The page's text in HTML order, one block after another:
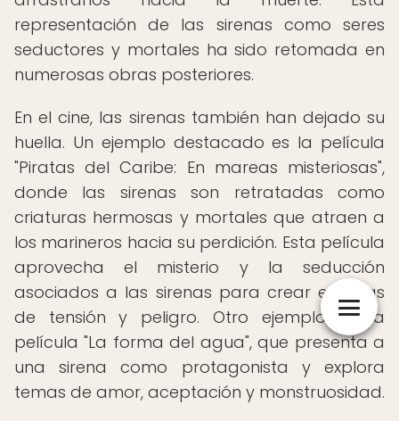
representación de las sirenas como seres
seductores y mortales ha sido retomada en
numerosas obras posteriores.
En el cine, las sirenas también han dejado su
huella. Un ejemplo destacado es la película
"Piratas del Caribe: En mareas misteriosas",
donde las sirenas son retratadas como
criaturas hermosas y mortales que atraen a
los marineros hacia su perdición. Esta película
aprovecha el misterio y la seducción
asociados a las sirenas para crear escenas
de tensión y peligro. Otro ejemplo es la
película "La forma del agua", que presenta a
una sirena como protagonista y explora
temas de amor, aceptación y monstruosidad.